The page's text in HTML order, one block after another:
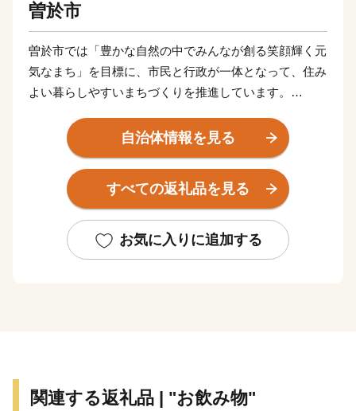
曽於市
曽於市では「豊かな自然の中でみんなが創る笑顔輝く元
気なまち」を目標に、市民と行政が一体となって、住み
よい暮らしやすいまちづくりを推進しています。
曽於市は、ふるさと納税制度への取組として「曽於市思
いやりふるさと寄附金」を創設しています。
『生まれ故郷であるふるさとを愛し応援したい』、『曽
於市出身ではないが、曽於市を応援したい』という思い
参加してくだされば、たいへんありがたいです。
自治体情報を見る
すべての返礼品を見る
お気に入りに追加する
関連する返礼品 | "お飲み物"